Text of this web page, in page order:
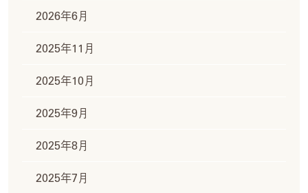
2026年6月
2025年11月
2025年10月
2025年9月
2025年8月
2025年7月